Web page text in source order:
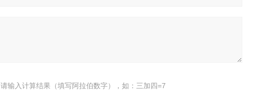
请输入计算结果（填写阿拉伯数字），如：三加四=7